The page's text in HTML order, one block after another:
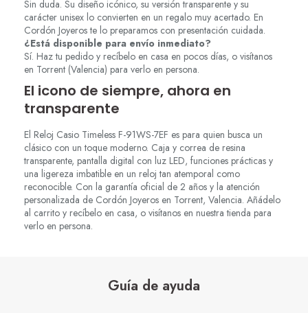
Sin duda. Su diseño icónico, su versión transparente y su
carácter unisex lo convierten en un regalo muy acertado. En
Cordón Joyeros te lo preparamos con presentación cuidada.
¿Está disponible para envío inmediato?
Sí. Haz tu pedido y recíbelo en casa en pocos días, o visítanos
en Torrent (Valencia) para verlo en persona.
El icono de siempre, ahora en
transparente
El Reloj Casio Timeless F-91WS-7EF es para quien busca un
clásico con un toque moderno. Caja y correa de resina
transparente, pantalla digital con luz LED, funciones prácticas y
una ligereza imbatible en un reloj tan atemporal como
reconocible. Con la garantía oficial de 2 años y la atención
personalizada de Cordón Joyeros en Torrent, Valencia. Añádelo
al carrito y recíbelo en casa, o visítanos en nuestra tienda para
verlo en persona.
Guía de ayuda